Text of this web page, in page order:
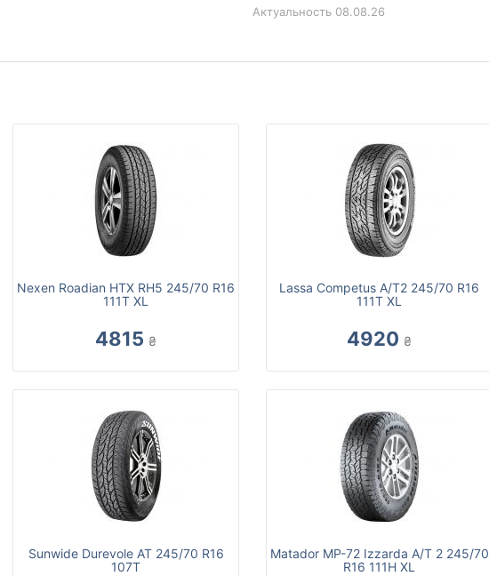
Актуальность 08.08.26
Nexen Roadian HTX RH5 245/70 R16
111T XL
4815 ₴
Lassa Competus A/T2 245/70 R16
111T XL
4920 ₴
Sunwide Durevole AT 245/70 R16
107T
Matador MP-72 Izzarda A/T 2 245/70
R16 111H XL